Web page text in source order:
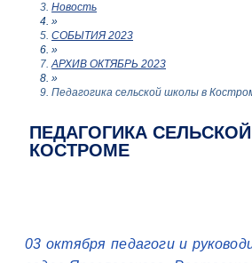
Новость
»
СОБЫТИЯ 2023
»
АРХИВ ОКТЯБРЬ 2023
»
Педагогика сельской школы в
ПЕДАГОГИКА
КОСТРОМЕ
03 октября педагоги и